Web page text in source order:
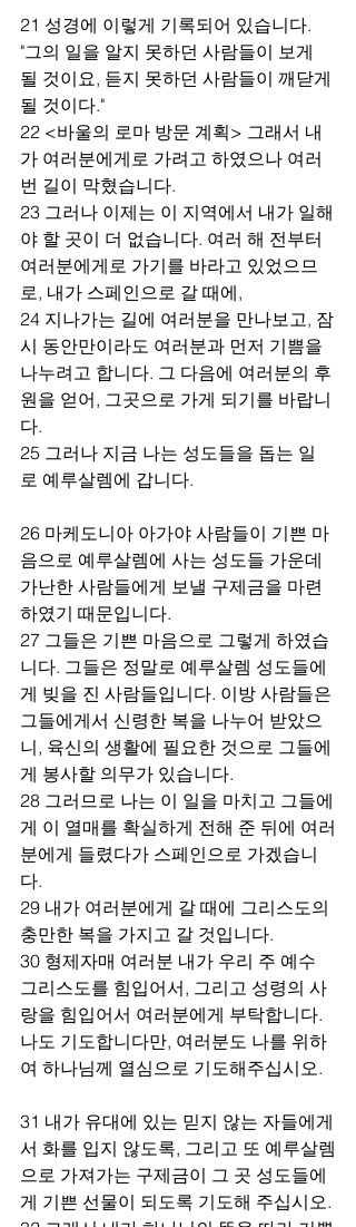
21 성경에 이렇게 기록되어 있습니다.
"그의 일을 알지 못하던 사람들이 보게
될 것이요, 듣지 못하던 사람들이 깨닫게
될 것이다."
22 <바울의 로마 방문 계획> 그래서 내
가 여러분에게로 가려고 하였으나 여러
번 길이 막혔습니다.
23 그러나 이제는 이 지역에서 내가 일해
야 할 곳이 더 없습니다. 여러 해 전부터
여러분에게로 가기를 바라고 있었으므
로, 내가 스페인으로 갈 때에,
24 지나가는 길에 여러분을 만나보고, 잠
시 동안만이라도 여러분과 먼저 기쁨을
나누려고 합니다. 그 다음에 여러분의 후
원을 얻어, 그곳으로 가게 되기를 바랍니
다.
25 그러나 지금 나는 성도들을 돕는 일
로 예루살렘에 갑니다.
26 마케도니아 아가야 사람들이 기쁜 마
음으로 예루살렘에 사는 성도들 가운데
가난한 사람들에게 보낼 구제금을 마련
하였기 때문입니다.
27 그들은 기쁜 마음으로 그렇게 하였습
니다. 그들은 정말로 예루살렘 성도들에
게 빚을 진 사람들입니다. 이방 사람들은
그들에게서 신령한 복을 나누어 받았으
니, 육신의 생활에 필요한 것으로 그들에
게 봉사할 의무가 있습니다.
28 그러므로 나는 이 일을 마치고 그들에
게 이 열매를 확실하게 전해 준 뒤에 여러
분에게 들렸다가 스페인으로 가겠습니
다.
29 내가 여러분에게 갈 때에 그리스도의
충만한 복을 가지고 갈 것입니다.
30 형제자매 여러분 내가 우리 주 예수
그리스도를 힘입어서, 그리고 성령의 사
랑을 힘입어서 여러분에게 부탁합니다.
나도 기도합니다만, 여러분도 나를 위하
여 하나님께 열심으로 기도해주십시오.
31 내가 유대에 있는 믿지 않는 자들에게
서 화를 입지 않도록, 그리고 또 예루살렘
으로 가져가는 구제금이 그 곳 성도들에
게 기쁜 선물이 되도록 기도해 주십시오.